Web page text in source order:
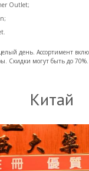
Outlеt;
день. Ассортимент
Скидки могут быть до
Китай